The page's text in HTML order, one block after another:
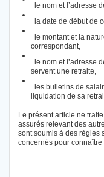
le nom et l’adresse
la date de début de
le montant et la
correspondant,
le nom et l’adresse
servent une retraite,
les bulletins de
liquidation de sa
Le présent article ne
assurés relevant des
sont soumis à des règles
concernés pour